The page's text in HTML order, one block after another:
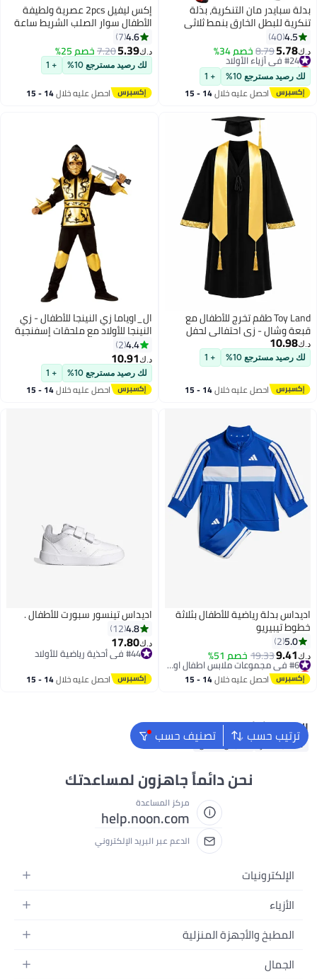
بدلة سبايدر مان التنكرية، بذلة
تنكرية للبطل الخارق بنمط ثلاثي
الأبعاد، بذلة سباندكس بتصميم
مطبوع، أزياء سبايدرمان التنكرية
للأطفال مقاس L/130 (مناسبة
للأطفال من 120 سم إلى 130 سم)
4.5
40
د.ك‏5.78
8.79خصم 34% #24 في أزياء الأولاد
أقل سعر في السنة
#24 في أزياء الأولاد
لك رصيد مسترجع 10% + 1
احصل عليه خلال 14 - 15
إكس ليفيل 2pcs عصرية ولطيفة
الأطفال سوار الصلب الشريط ساعة
4.6
7
د.ك‏5.39
7.20خصم 25%
لك رصيد مسترجع 10% + 1
احصل عليه خلال 14 - 15
Toy Land طقم تخرج للأطفال مع
قبعة وشال - زي احتفالي لحفل
سنوات
د.ك‏10.98
لك رصيد مسترجع 10% + 1
احصل عليه خلال 14 - 15
ال_اوياما زي النينجا للأطفال - زي
النينجا للأولاد مع ملحقات إسفنجية
بلاستيكية لألعاب الأطفال أفكار زي
الكونغ فو للهالوين
4.4
2
د.ك‏10.91
لك رصيد مسترجع 10% + 1
احصل عليه خلال 14 - 15
اديداس بدلة رياضية للأطفال بثلاثة
خطوط تيبيريو
5.0
2
د.ك‏9.41
19.33خصم 51%
أقل سعر في 30 يوم
احصل عليه خلال 14 - 15
5
اديداس تينسور سبورت للأطفال .
4.8
12
د.ك‏17.80
#44 في أحذية رياضية للأولاد
احصل عليه خلال 14 - 15
ترتيب حسب تصنيف حسب البحث الشائع
حقائب ظهر ملابس اطفال
نحن دائماً جاهزون لمساعدتك
مركز المساعدة
help.noon.com
الدعم عبر البريد الإلكتروني
الإلكترونيات
الجوالات
اللابتوبات
الأجهزة المنزلية
الأزياء
أزياء نسائية
أزياء البنات
المطبخ والأجهزة المنزلية
الحمام
الجمال